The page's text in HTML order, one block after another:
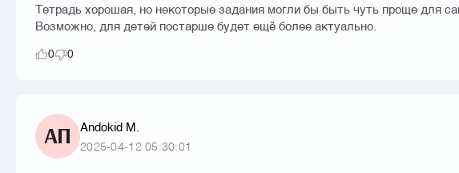
Тетрадь хорошая, но некоторые задания могли бы быть чуть проще для
Возможно, для детей постарше будет ещё более актуально.
0 0
АП Andokid M.
2025-04-12 05:30:01